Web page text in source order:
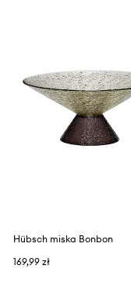
Hübsch miska Bonbon
169,99 zł